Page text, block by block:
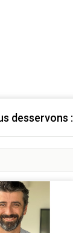
desservons :